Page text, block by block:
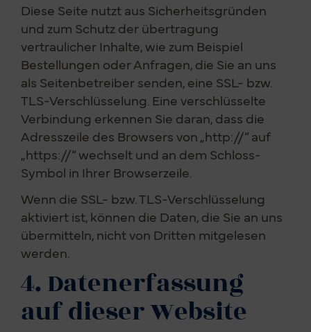
Diese Seite nutzt aus Sicherheitsgründen
und zum Schutz der übertragung
vertraulicher Inhalte, wie zum Beispiel
Bestellungen oder Anfragen, die Sie an uns
als Seitenbetreiber senden, eine SSL- bzw.
TLS-Verschlüsselung. Eine verschlüsselte
Verbindung erkennen Sie daran, dass die
Adresszeile des Browsers von „http://“ auf
„https://“ wechselt und an dem Schloss-
Symbol in Ihrer Browserzeile.
Wenn die SSL- bzw. TLS-Verschlüsselung
aktiviert ist, können die Daten, die Sie an uns
übermitteln, nicht von Dritten mitgelesen
werden.
4. Datenerfassung
auf dieser Website